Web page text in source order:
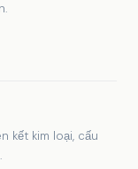
kết kim loại, cấu